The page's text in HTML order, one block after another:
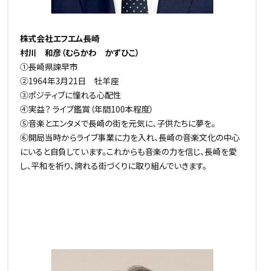
株式会社エフエム長崎
村川 和彦（むらかわ かずひこ）
①長崎県諫早市
②1964年3月21日 牡羊座
③ポジティブに憧れる心配性
④実益？ ライブ鑑賞（年間100本程度）
⑤音楽とエンタメで長崎の街を元気に、子供たちに夢を。
⑥開局当時からライブ事業に力を入れ、長崎の音楽文化の中心
にいると自負しています。これからも音楽の力を信じ、長崎を愛
し、平和を祈り、誇れる街づくりに取り組んでいきます。